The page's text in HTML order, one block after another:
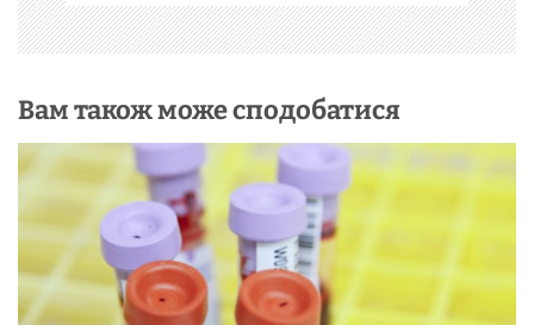
в
Вам також може сподобатися